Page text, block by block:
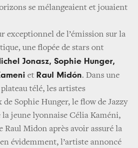
se mélangeaient et jouaient
exceptionnel de l’émission sur la
une flopée de stars ont
Jonasz, Sophie Hunger,
et Raul Midón. Dans une
télé, les artistes
Sophie Hunger, le flow de Jazzy
la jeune lyonnaise Célia Kaméni,
Raul Midon après avoir assuré la
évidemment, l’artiste annoncé